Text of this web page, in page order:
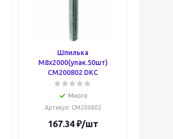
Шпилька
М8х2000(упак.50шт)
CM200802 DKC
Много
Артикул: CM200802
167.34₽/шт